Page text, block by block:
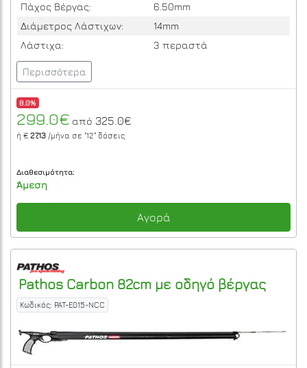
Πάχος Βέργας:
6.50mm
Διάμετρος Λάστιχων:
14mm
Λάστιχα:
3 περαστά
Περισσότερα
8.0%
299.0€ από 325.0€
ή € 27,13 /μήνα σε "12" δόσεις
Διαθεσιμότητα:
Άμεση
Αγορά
Pathos Carbon 82cm με οδηγό βέργας
Κωδικός: PAT-E015-NCC